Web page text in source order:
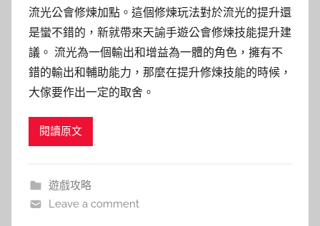
流光公會修煉加點。這個修煉玩法對於流光的提升還
是蠻不錯的，新就帶來天諭手遊公會修煉技能提升建
議。 流光為一個輸出和增益為一體的角色，擁有不
錯的輸出和輔助能力，那麼在提升修煉技能的時候，
大傢要作出一定的取舍。
閱讀原文
遊戲攻略
Leave a comment